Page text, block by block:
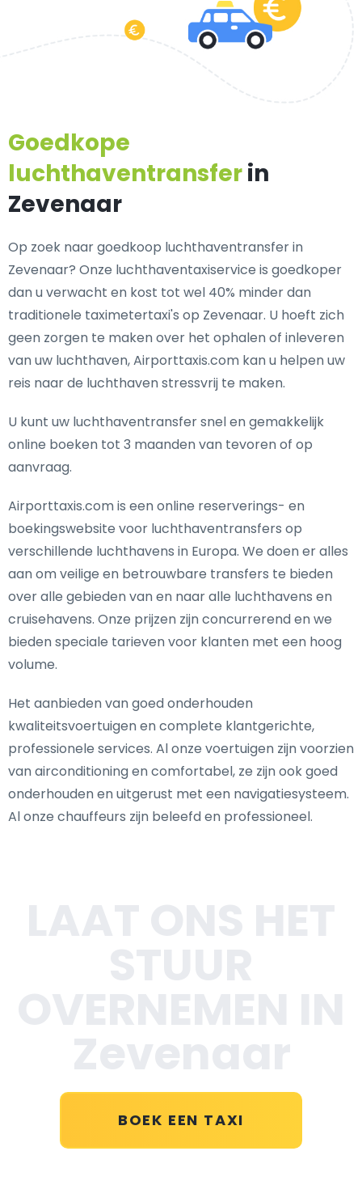
Goedkope
luchthaventransferin
Zevenaar
Op zoek naar goedkoop luchthaventransfer in
Zevenaar? Onze luchthaventaxiservice is goedkoper
dan u verwacht en kost tot wel 40% minder dan
traditionele taximetertaxi's op Zevenaar. U hoeft zich
geen zorgen te maken over het ophalen of inleveren
van uw luchthaven, Airporttaxis.com kan u helpen uw
reis naar de luchthaven stressvrij te maken.
U kunt uw luchthaventransfer snel en gemakkelijk
online boeken tot 3 maanden van tevoren of op
aanvraag.
Airporttaxis.com is een online reserverings- en
boekingswebsite voor luchthaventransfers op
verschillende luchthavens in Europa. We doen er alles
aan om veilige en betrouwbare transfers te bieden
over alle gebieden van en naar alle luchthavens en
cruisehavens. Onze prijzen zijn concurrerend en we
bieden speciale tarieven voor klanten met een hoog
volume.
Het aanbieden van goed onderhouden
kwaliteitsvoertuigen en complete klantgerichte,
professionele services. Al onze voertuigen zijn voorzien
van airconditioning en comfortabel, ze zijn ook goed
onderhouden en uitgerust met een navigatiesysteem.
Al onze chauffeurs zijn beleefd en professioneel.
BOEK EEN TAXI